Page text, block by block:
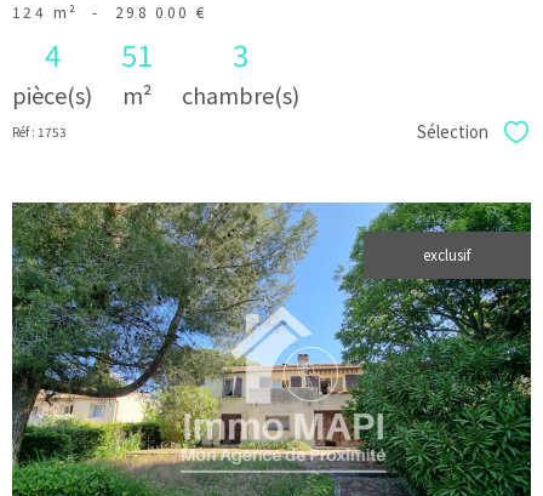
124 m² - 298 000 €
4
pièce(s)
51
m²
3
chambre(s)
Réf : 1753 Sélection
exclusif
voir le
bien